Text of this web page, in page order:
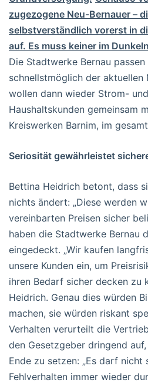
zugezogene Neu-Bernauer –
selbstverständlich vorerst in
auf. Es muss keiner im
Die Stadtwerke Bernau
schnellstmöglich der aktuellen
wollen dann wieder Strom-
Haushaltskunden gemeinsam
Kreiswerken Barnim, im
Seriosität gewährleistet
Bettina Heidrich betont, dass
nichts ändert: „Diese werden
vereinbarten Preisen sicher
haben die Stadtwerke Bernau
eingedeckt. „Wir kaufen
unsere Kunden ein, um
ihren Bedarf sicher decken zu
Heidrich. Genau dies würden
machen, sie würden riskant
Verhalten verurteilt die
den Gesetzgeber dringend
Ende zu setzen: „Es darf nicht
Fehlverhalten immer wieder